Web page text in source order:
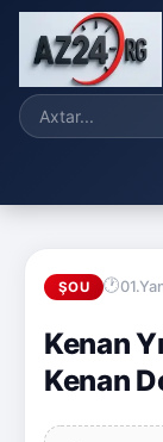
ŞOU
Kenan
Kenan